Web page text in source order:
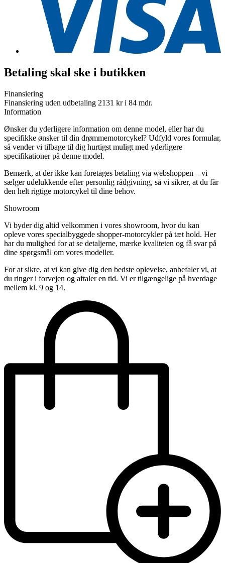
Betaling skal ske i butikken
Finansiering
Finansiering uden udbetaling 2131 kr i 84 mdr.
Information
Ønsker du yderligere information om denne model, eller har du
specifikke ønsker til din drømmemotorcykel? Udfyld vores formular,
så vender vi tilbage til dig hurtigst muligt med yderligere
specifikationer på denne model.
Bemærk, at der ikke kan foretages betaling via webshoppen – vi
sælger udelukkende efter personlig rådgivning, så vi sikrer, at du får
den helt rigtige motorcykel til dine behov.
Showroom
Vi byder dig altid velkommen i vores showroom, hvor du kan
opleve vores specialbyggede shopper-motorcykler på tæt hold. Her
har du mulighed for at se detaljerne, mærke kvaliteten og få svar på
dine spørgsmål om vores modeller.
For at sikre, at vi kan give dig den bedste oplevelse, anbefaler vi, at
du ringer i forvejen og aftaler en tid. Vi er tilgængelige på hverdage
mellem kl. 9 og 14.